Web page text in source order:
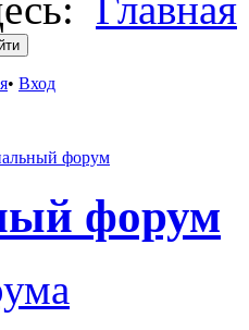
• Вход
форум
форум